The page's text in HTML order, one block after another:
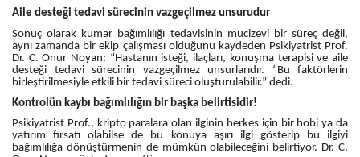
Aile desteği tedavi sürecinin vazgeçilmez unsurudur
Sonuç olarak kumar bağımlılığı tedavisinin mucizevi bir süreç değil,
aynı zamanda bir ekip çalışması olduğunu kaydeden Psikiyatrist Prof.
Dr. C. Onur Noyan: “Hastanın isteği, ilaçları, konuşma terapisi ve aile
desteği tedavi sürecinin vazgeçilmez unsurlarıdır. “Bu faktörlerin
birleştirilmesiyle etkili bir tedavi süreci oluşturulabilir.” dedi.
Kontrolün kaybı bağımlılığın bir başka belirtisidir!
Psikiyatrist Prof., kripto paralara olan ilginin herkes için bir hobi ya da
yatırım fırsatı olabilse de bu konuya aşırı ilgi gösterip bu ilgiyi
bağımlılığa dönüştürmenin de mümkün olabileceğini belirtiyor. Dr. C.